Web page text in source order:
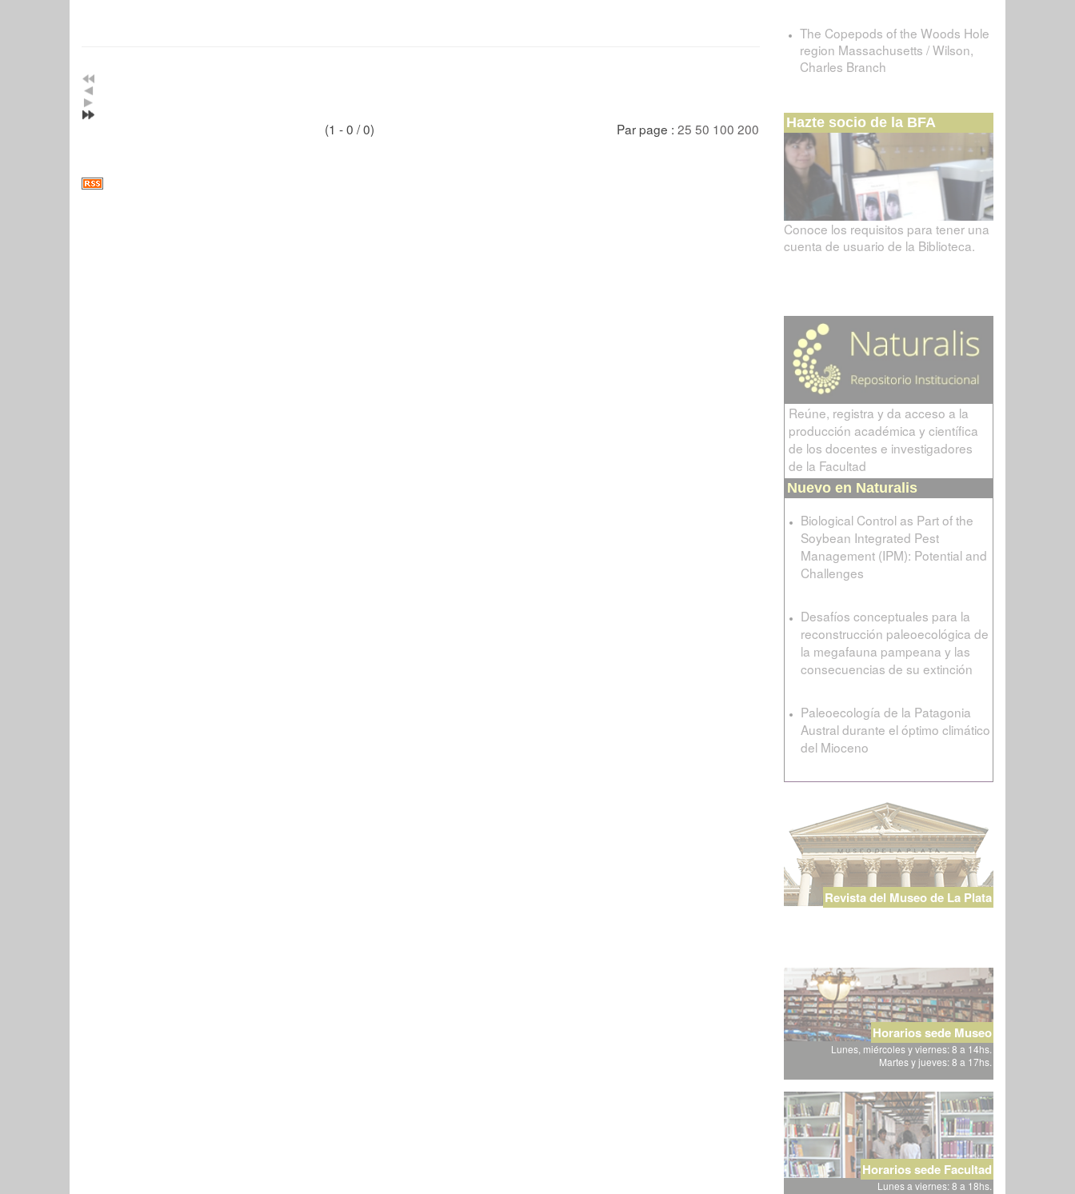
(1 - 0 / 0) Par page : 25 50 100 200
The Copepods of the Woods Hole
region Massachusetts / Wilson,
Charles Branch
Hazte socio de la BFA
Conoce los requisitos para tener una
cuenta de usuario de la Biblioteca.
Reúne, registra y da acceso a la
producción académica y científica
de los docentes e investigadores
de la Facultad
Nuevo en Naturalis
Biological Control as Part of the
Soybean Integrated Pest
Management (IPM): Potential and
Challenges
Desafíos conceptuales para la
reconstrucción paleoecológica de
la megafauna pampeana y las
consecuencias de su extinción
Paleoecología de la Patagonia
Austral durante el óptimo climático
del Mioceno
Revista del Museo de La Plata
Horarios sede Museo
Lunes, miércoles y viernes: 8 a 14hs.
Martes y jueves: 8 a 17hs.
Horarios sede Facultad
Lunes a viernes: 8 a 18hs.